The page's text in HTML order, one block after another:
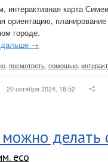
интерактивная карта
ориентацию,
городе.
дальше →
посмотреть помощью
20 октября 2024, 18:52
делать
eco